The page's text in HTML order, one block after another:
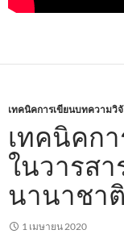
เทคนิคการเขียนบทความวิ
เทคนิคก
ในวารส
นานาชาติ
1 เมษายน 2020